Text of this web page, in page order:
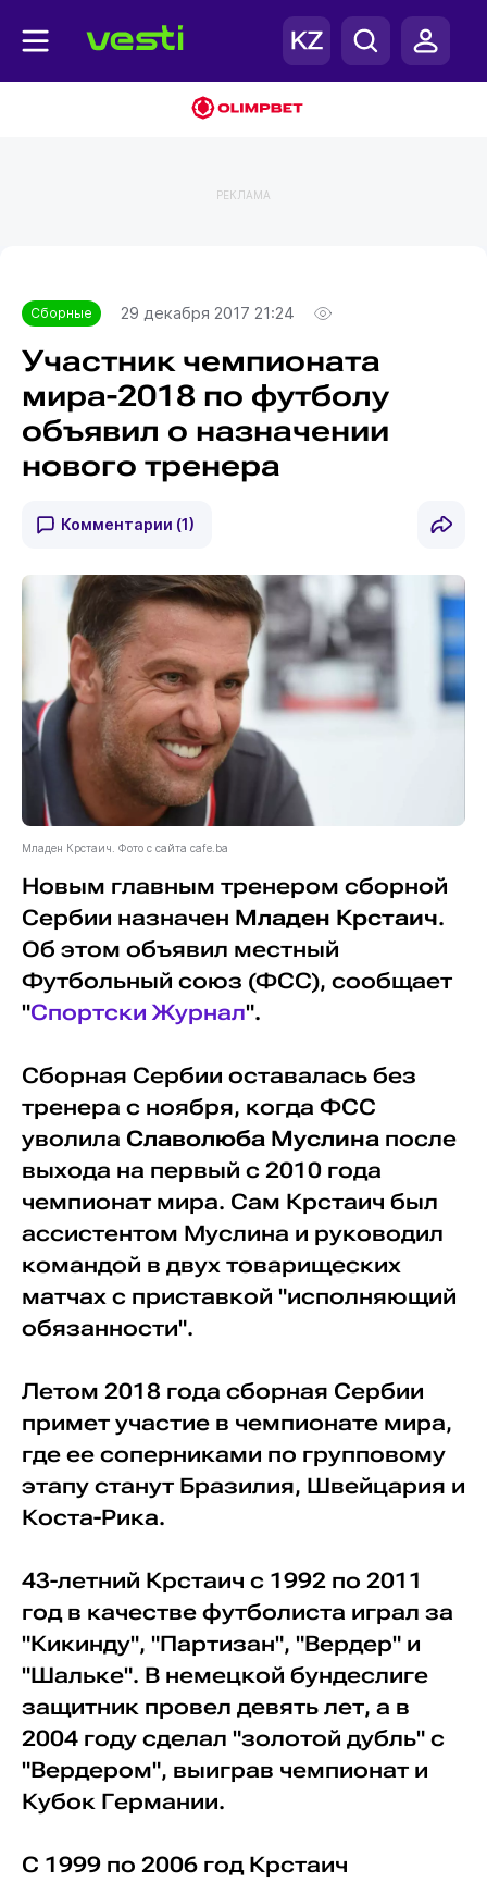
РЕКЛАМА
Сборные 29 декабря 2017 21:24
Участник чемпионата
мира-2018 по футболу
объявил о назначении
нового тренера
Комментарии (1)
Младен Крстаич. Фото с сайта cafe.ba
Новым главным тренером сборной
Сербии назначен Младен Крстаич.
Об этом объявил местный
Футбольный союз (ФСС), сообщает
"Спортски Журнал".
Сборная Сербии оставалась без
тренера с ноября, когда ФСС
уволила Славолюба Муслина после
выхода на первый с 2010 года
чемпионат мира. Сам Крстаич был
ассистентом Муслина и руководил
командой в двух товарищеских
матчах с приставкой "исполняющий
обязанности".
Летом 2018 года сборная Сербии
примет участие в чемпионате мира,
где ее соперниками по групповому
этапу станут Бразилия, Швейцария и
Коста-Рика.
43-летний Крстаич с 1992 по 2011
год в качестве футболиста играл за
"Кикинду", "Партизан", "Вердер" и
"Шальке". В немецкой бундеслиге
защитник провел девять лет, а в
2004 году сделал "золотой дубль" с
"Вердером", выиграв чемпионат и
Кубок Германии.
С 1999 по 2006 год Крстаич